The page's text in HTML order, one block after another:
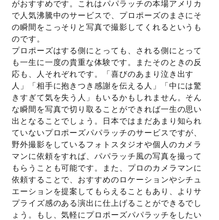
がおすすめです。これはパパラッチの本場アメリカ
で人気沸騰中のサービスで、プロポーズのまさにそ
の瞬間をこっそりと写真で撮影してくれるというも
のです。
プロポーズはする側にとっても、される側にとって
も一生に一度の貴重な体験です。またそのときの反
応も、人それぞれです。「喜びのあまり泣き出す
人」「相手に抱きつき感謝を伝える人」「中には驚
きすぎて気を失う人」もいるかもしれません。そん
な瞬間を写真で切り取ることができれば一生の思い
出となることでしょう。日本ではまだあまり知られ
ていないプロポーズパパラッチのサービスですが、
野外撮影をしているフォトスタジオや個人のカメラ
マンに依頼をすれば、パパラッチ風の写真を撮って
もらうことも可能です。また、プロのカメラマンに
依頼することで、おすすめのロケーションやシチュ
エーションを提案してもらえることもあり、よりサ
プライズ感のある演出に仕上げることができるでし
ょう。もし、気軽にプロポーズパパラッチをしたい